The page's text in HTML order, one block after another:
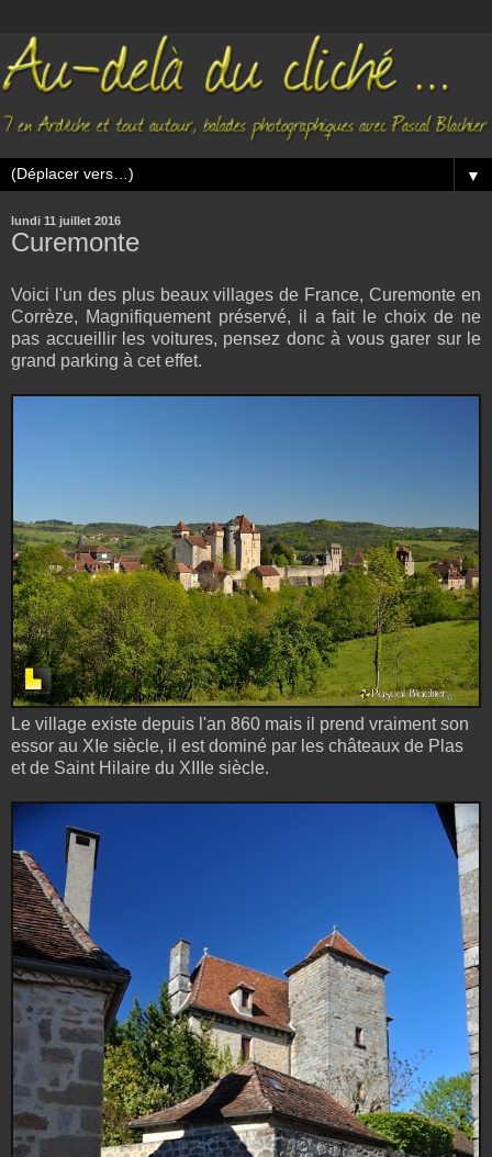
▼
lundi 11 juillet 2016
Curemonte
Voici l'un des plus beaux villages de France, Curemonte en
Corrèze, Magnifiquement préservé, il a fait le choix de ne
pas accueillir les voitures, pensez donc à vous garer sur le
grand parking à cet effet.
Le village existe depuis l'an 860 mais il prend vraiment son
essor au XIe siècle, il est dominé par les châteaux de Plas
et de Saint Hilaire du XIIIe siècle.